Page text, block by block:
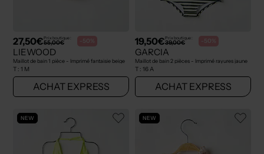
27,50€Prix boutique :
55,00€ -50%
LIEWOOD
Maillot de bain 1 pièce - Imprimé fantaisie beige
T : 1 M
ACHAT EXPRESS
19,50€Prix boutique :
39,00€ -50%
GARCIA
Maillot de bain 2 pièces - Imprimé rayures jaune
T : 16 A
ACHAT EXPRESS
NEW NEW